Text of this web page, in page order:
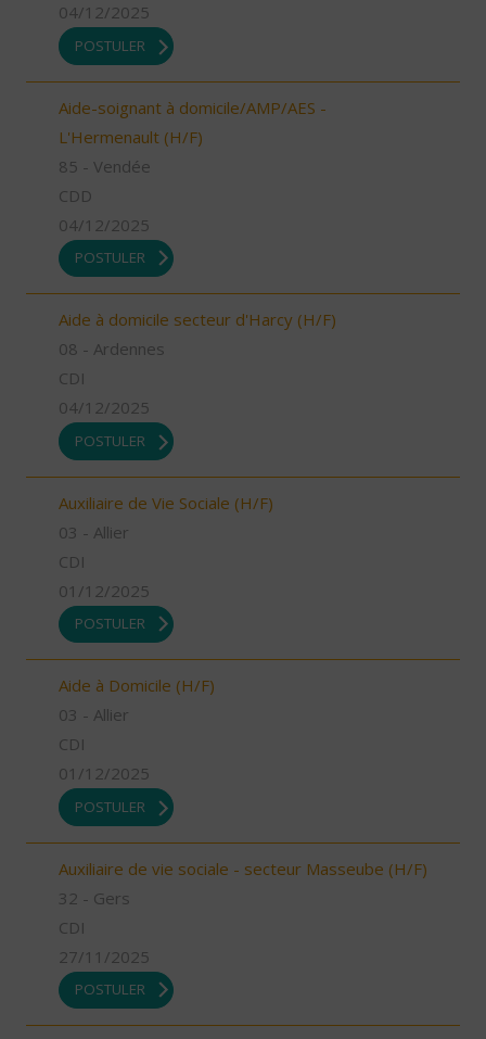
04/12/2025
POSTULER
Aide-soignant à domicile/AMP/AES -
L'Hermenault (H/F)
85 - Vendée
CDD
04/12/2025
POSTULER
Aide à domicile secteur d'Harcy (H/F)
08 - Ardennes
CDI
04/12/2025
POSTULER
Auxiliaire de Vie Sociale (H/F)
03 - Allier
CDI
01/12/2025
POSTULER
Aide à Domicile (H/F)
03 - Allier
CDI
01/12/2025
POSTULER
Auxiliaire de vie sociale - secteur Masseube (H/F)
32 - Gers
CDI
27/11/2025
POSTULER